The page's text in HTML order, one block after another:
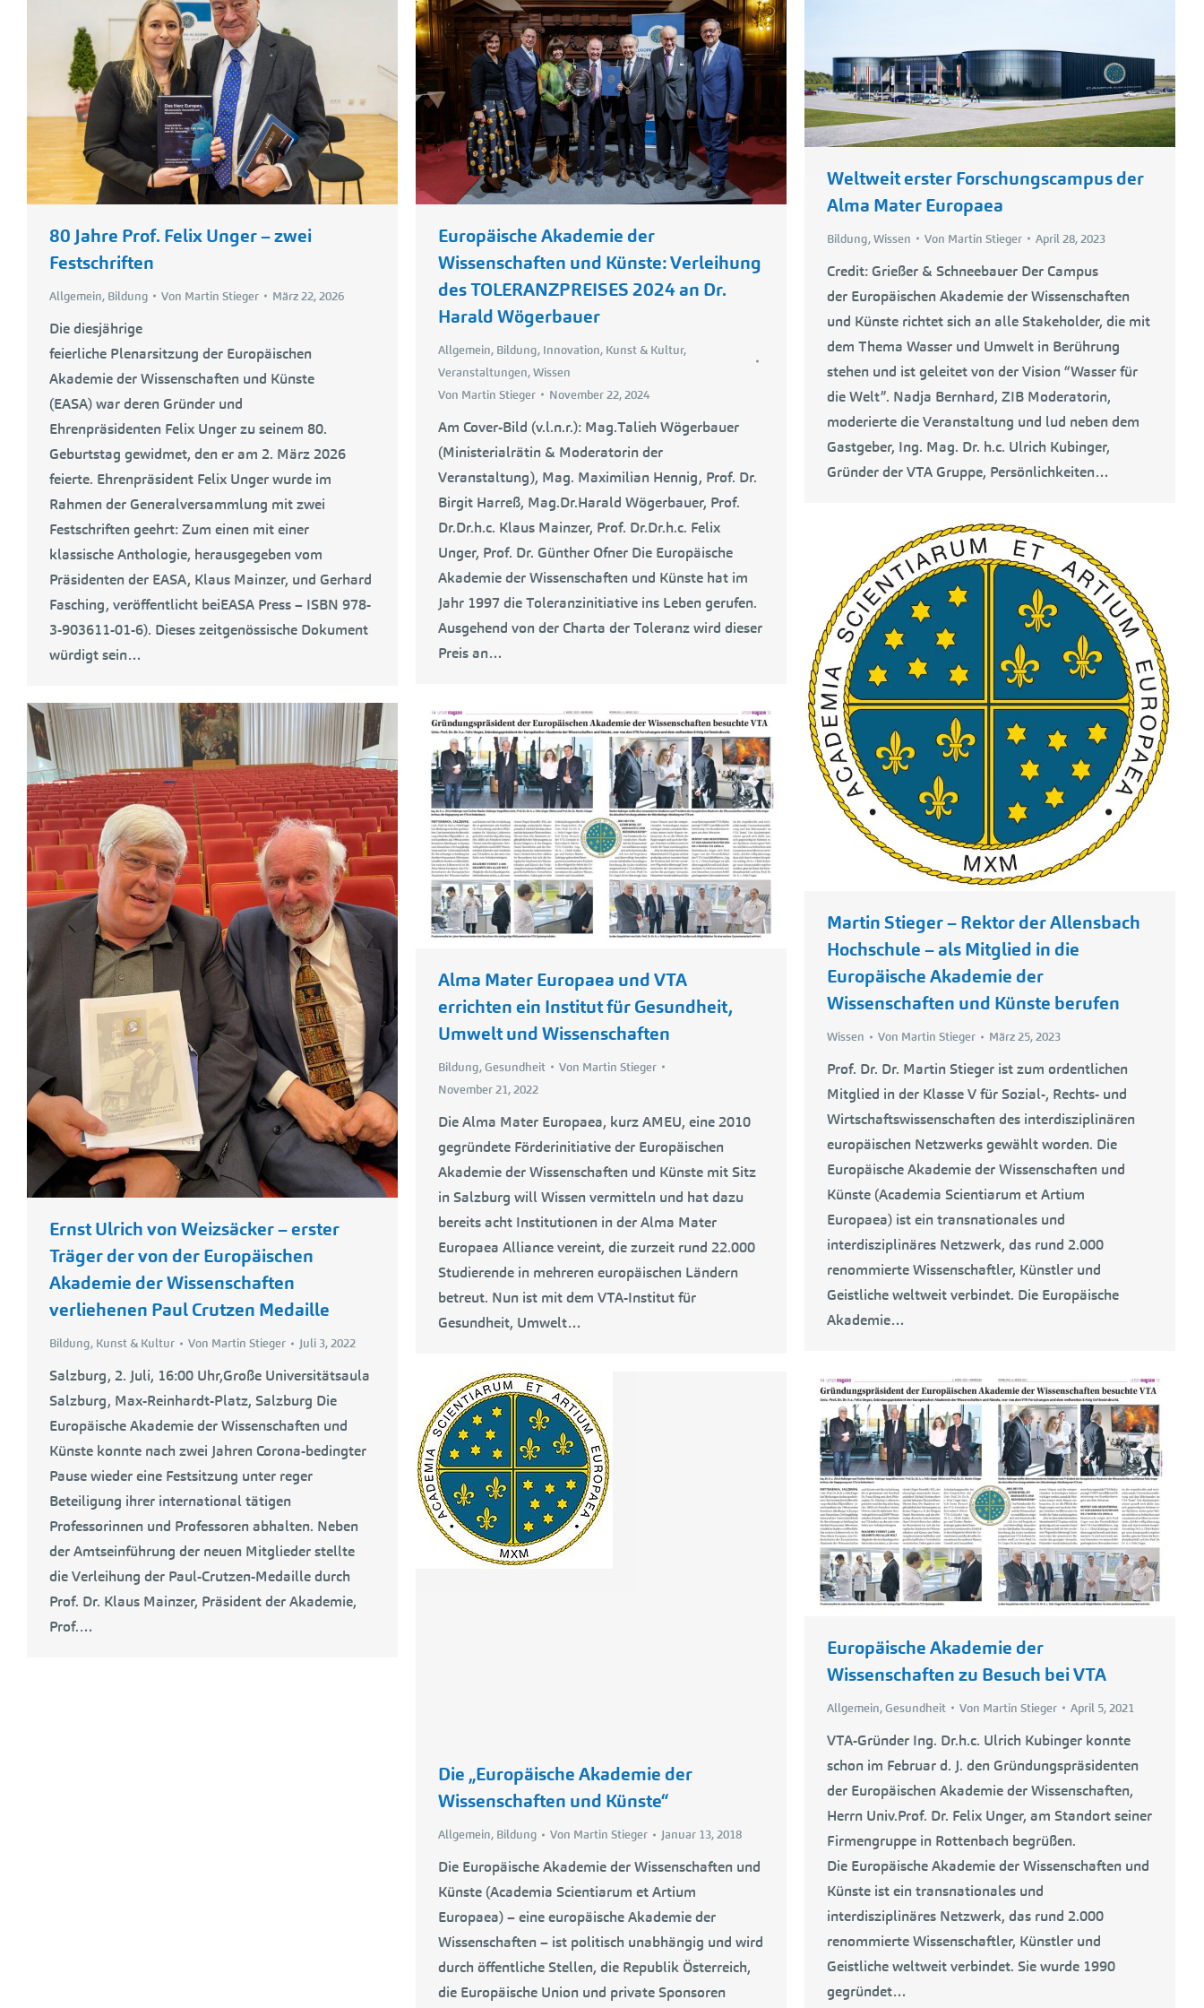
80 Jahre Prof. Felix Unger – zwei
Festschriften
Allgemein, Bildung Von Martin Stieger März 22, 2026
Die diesjährige
feierliche Plenarsitzung der Europäischen
Akademie der Wissenschaften und Künste
(EASA) war deren Gründer und
Ehrenpräsidenten Felix Unger zu seinem 80.
Geburtstag gewidmet, den er am 2. März 2026
feierte. Ehrenpräsident Felix Unger wurde im
Rahmen der Generalversammlung mit zwei
Festschriften geehrt: Zum einen mit einer
klassische Anthologie, herausgegeben vom
Präsidenten der EASA, Klaus Mainzer, und Gerhard
Fasching, veröffentlicht beiEASA Press – ISBN 978-
3-903611-01-6). Dieses zeitgenössische Dokument
würdigt sein…
Europäische Akademie der
Wissenschaften und Künste: Verleihung
des TOLERANZPREISES 2024 an Dr.
Harald Wögerbauer
Allgemein, Bildung, Innovation, Kunst & Kultur,
Veranstaltungen,Wissen
Von Martin Stieger November 22, 2024
Am Cover-Bild (v.l.n.r.): Mag.Talieh Wögerbauer
(Ministerialrätin & Moderatorin der
Veranstaltung), Mag. Maximilian Hennig, Prof. Dr.
Birgit Harreß, Mag.Dr.Harald Wögerbauer, Prof.
Dr.Dr.h.c. Klaus Mainzer, Prof. Dr.Dr.h.c. Felix
Unger, Prof. Dr. Günther Ofner Die Europäische
Akademie der Wissenschaften und Künste hat im
Jahr 1997 die Toleranzinitiative ins Leben gerufen.
Ausgehend von der Charta der Toleranz wird dieser
Preis an…
Weltweit erster Forschungscampus der
Alma Mater Europaea
Bildung,Wissen Von Martin Stieger April 28, 2023
Credit: Grießer & Schneebauer Der Campus
der Europäischen Akademie der Wissenschaften
und Künste richtet sich an alle Stakeholder, die mit
dem Thema Wasser und Umwelt in Berührung
stehen und ist geleitet von der Vision “Wasser für
die Welt”. Nadja Bernhard, ZIB Moderatorin,
moderierte die Veranstaltung und lud neben dem
Gastgeber, Ing. Mag. Dr. h.c. Ulrich Kubinger,
Gründer der VTA Gruppe, Persönlichkeiten…
Martin Stieger – Rektor der Allensbach
Hochschule – als Mitglied in die
Europäische Akademie der
Wissenschaften und Künste berufen
Wissen Von Martin Stieger März 25, 2023
Prof. Dr. Dr. Martin Stieger ist zum ordentlichen
Mitglied in der Klasse V für Sozial-, Rechts- und
Wirtschaftswissenschaften des interdisziplinären
europäischen Netzwerks gewählt worden. Die
Europäische Akademie der Wissenschaften und
Künste (Academia Scientiarum et Artium
Europaea) ist ein transnationales und
interdisziplinäres Netzwerk, das rund 2.000
renommierte Wissenschaftler, Künstler und
Geistliche weltweit verbindet. Die Europäische
Akademie…
Alma Mater Europaea und VTA
errichten ein Institut für Gesundheit,
Umwelt und Wissenschaften
Bildung,Gesundheit Von Martin Stieger
November 21, 2022
Die Alma Mater Europaea, kurz AMEU, eine 2010
gegründete Förderinitiative der Europäischen
Akademie der Wissenschaften und Künste mit Sitz
in Salzburg will Wissen vermitteln und hat dazu
bereits acht Institutionen in der Alma Mater
Europaea Alliance vereint, die zurzeit rund 22.000
Studierende in mehreren europäischen Ländern
betreut. Nun ist mit dem VTA-Institut für
Gesundheit, Umwelt…
Ernst Ulrich von Weizsäcker – erster
Träger der von der Europäischen
Akademie der Wissenschaften
verliehenen Paul Crutzen Medaille
Bildung, Kunst & Kultur Von Martin Stieger Juli 3, 2022
Salzburg, 2. Juli, 16:00 Uhr,Große Universitätsaula
Salzburg, Max-Reinhardt-Platz, Salzburg Die
Europäische Akademie der Wissenschaften und
Künste konnte nach zwei Jahren Corona-bedingter
Pause wieder eine Festsitzung unter reger
Beteiligung ihrer international tätigen
Professorinnen und Professoren abhalten. Neben
der Amtseinführung der neuen Mitglieder stellte
die Verleihung der Paul-Crutzen-Medaille durch
Prof. Dr. Klaus Mainzer, Präsident der Akademie,
Prof.…
Europäische Akademie der
Wissenschaften zu Besuch bei VTA
Allgemein,Gesundheit Von Martin Stieger April 5, 2021
VTA-Gründer Ing. Dr.h.c. Ulrich Kubinger konnte
schon im Februar d. J. den Gründungspräsidenten
der Europäischen Akademie der Wissenschaften,
Herrn Univ.Prof. Dr. Felix Unger, am Standort seiner
Firmengruppe in Rottenbach begrüßen.
Die Europäische Akademie der Wissenschaften und
Künste ist ein transnationales und
interdisziplinäres Netzwerk, das rund 2.000
renommierte Wissenschaftler, Künstler und
Geistliche weltweit verbindet. Sie wurde 1990
gegründet…
Die „Europäische Akademie der
Wissenschaften und Künste“
Allgemein, Bildung Von Martin Stieger Januar 13, 2018
Die Europäische Akademie der Wissenschaften und
Künste (Academia Scientiarum et Artium
Europaea) – eine europäische Akademie der
Wissenschaften – ist politisch unabhängig und wird
durch öffentliche Stellen, die Republik Österreich,
die Europäische Union und private Sponsoren